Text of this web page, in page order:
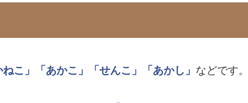
ねこ」 「あかこ」 「せんこ」 「あかし」 などです。